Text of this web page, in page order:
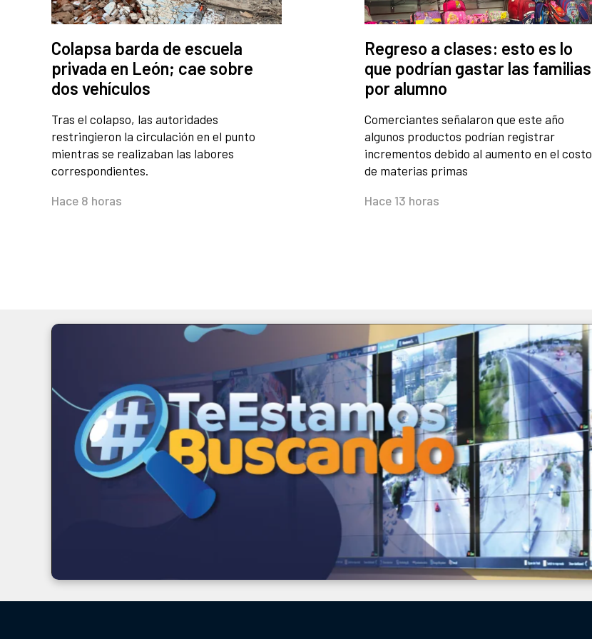
Colapsa barda de escuela
privada en León; cae sobre
dos vehículos
Tras el colapso, las autoridades
restringieron la circulación en el punto
mientras se realizaban las labores
correspondientes.
Hace 8 horas
Regreso a clases: esto es lo
que podrían gastar las familias
por alumno
Comerciantes señalaron que este año
algunos productos podrían registrar
incrementos debido al aumento en el costo
de materias primas
Hace 13 horas